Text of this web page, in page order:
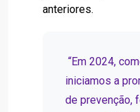
anteriores.
“Em 2024,
iniciamos a
de prevenção,